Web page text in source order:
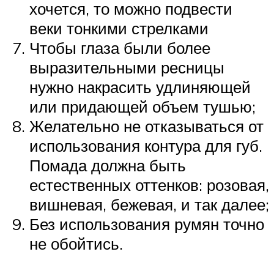
хочется, то можно подвести
веки тонкими стрелками
Чтобы глаза были более
выразительными ресницы
нужно накрасить удлиняющей
или придающей объем тушью;
Желательно не отказываться от
использования контура для губ.
Помада должна быть
естественных оттенков: розовая,
вишневая, бежевая, и так далее;
Без использования румян точно
не обойтись.